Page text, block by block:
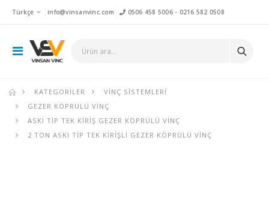
Türkçe info@vinsanvinc.com 0506 458 5006- 0216 582 0508
KATEGORILER
VINÇ SISTEMLERI
GEZER KÖPRÜLÜ VINÇ
ASKI TIP TEK KIRIŞ GEZER KÖPRÜLÜ VINÇ
2 TON ASKI TIP TEK KIRIŞLI GEZER KÖPRÜLÜ VINÇ